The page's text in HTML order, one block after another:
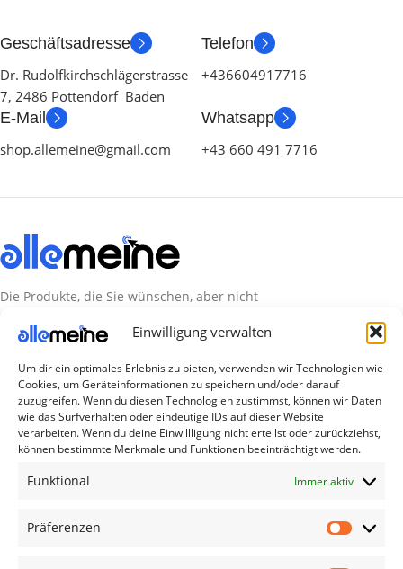
Einwilligung verwalten
Um dir ein optimales Erlebnis zu bieten, verwenden wir Technologien wie
Cookies, um Geräteinformationen zu speichern und/oder darauf
zuzugreifen. Wenn du diesen Technologien zustimmst, können wir Daten
wie das Surfverhalten oder eindeutige IDs auf dieser Website
verarbeiten. Wenn du deine Einwillligung nicht erteilst oder zurückziehst,
können bestimmte Merkmale und Funktionen beeinträchtigt werden.
Funktional Immer aktiv
Präferenzen
Geschäftsadresse
Dr. Rudolfkirchschlägerstrasse
7, 2486 Pottendorf Baden
Telefon
+436604917716
E-Mail
shop.allemeine@gmail.com
Whatsapp
+43 660 491 7716
Die Produkte, die Sie wünschen, aber nicht
Welt hier.
Abonnieren Sie uns
Kategorien
Handy Zubehör